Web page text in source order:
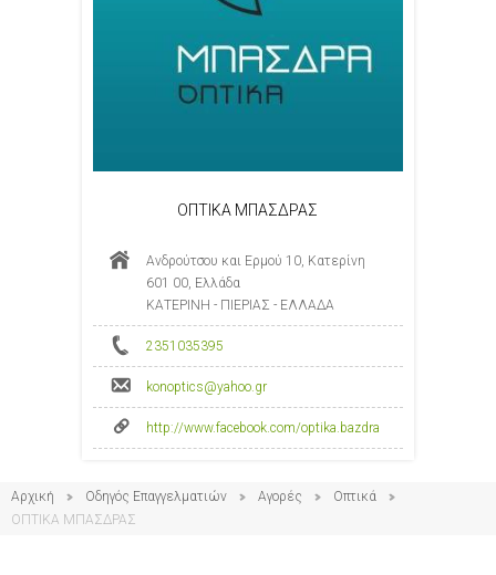
ΟΠΤΙΚΑ ΜΠΑΣΔΡΑΣ
Ανδρούτσου και Ερμού 10, Κατερίνη
601 00, Ελλάδα
ΚΑΤΕΡΙΝΗ - ΠΙΕΡΙΑΣ - ΕΛΛΑΔΑ
2351035395
konoptics@yahoo.gr
http://www.facebook.com/optika.bazdra
Αρχική Οδηγός Επαγγελματιών Αγορές
Οπτικά
ΟΠΤΙΚΑ ΜΠΑΣΔΡΑΣ